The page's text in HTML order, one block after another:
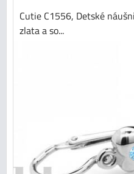
Cutie C1556, Detské
zlata a so...